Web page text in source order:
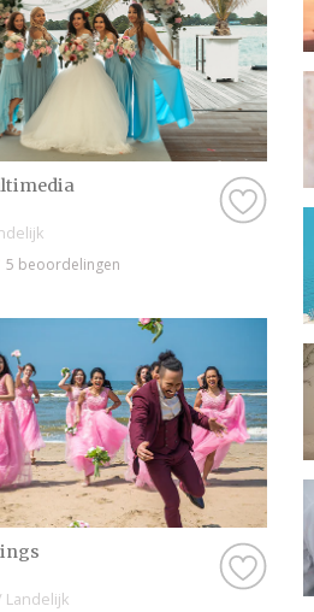
5 beoordelingen
Landelijk